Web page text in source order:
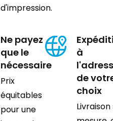
d'impression.
Ne payez
que le
nécessaire
Prix
équitables
pour une
à
de
choix
Livraison